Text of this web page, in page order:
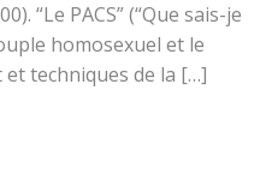
“Le PACS” (“Que sais-je
homosexuel et le
et techniques de la […]